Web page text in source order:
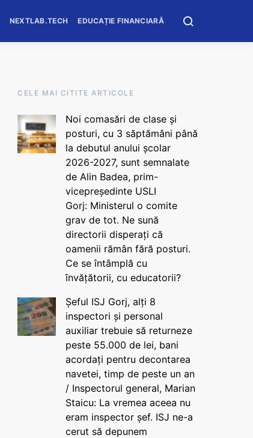
NEXTLAB.TECH EDUCAȚIE FINANCIARĂ
CELE MAI CITITE ARTICOLE
Noi comasări de clase și
posturi, cu 3 săptămâni până
la debutul anului școlar
2026-2027, sunt semnalate
de Alin Badea, prim-
vicepreședinte USLI
Gorj: Ministerul o comite
grav de tot. Ne sună
directorii disperați că
oamenii rămân fără posturi.
Ce se întâmplă cu
învățătorii, cu educatorii?
Șeful ISJ Gorj, alți 8
inspectori și personal
auxiliar trebuie să returneze
peste 55.000 de lei, bani
acordați pentru decontarea
navetei, timp de peste un an
/ Inspectorul general, Marian
Staicu: La vremea aceea nu
eram inspector șef. ISJ ne-a
cerut să depunem